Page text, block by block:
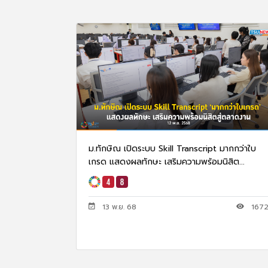
ม.ทักษิณ เปิดระบบ Skill Transcript มากกว่าใบ
เกรด แสดงผลทักษะ เสริมความพร้อมนิสิต...
13 พ.ย. 68